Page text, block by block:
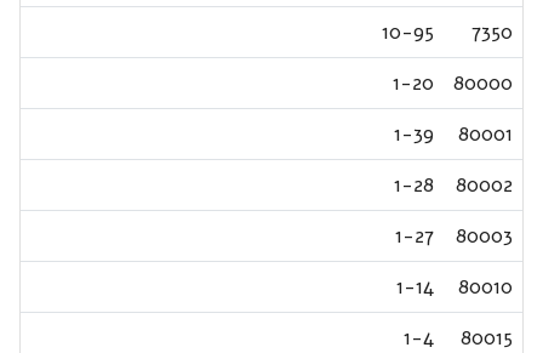
7350
10-95
80000
1-20
80001
1-39
80002
1-28
80003
1-27
80010
1-14
80015
1-4